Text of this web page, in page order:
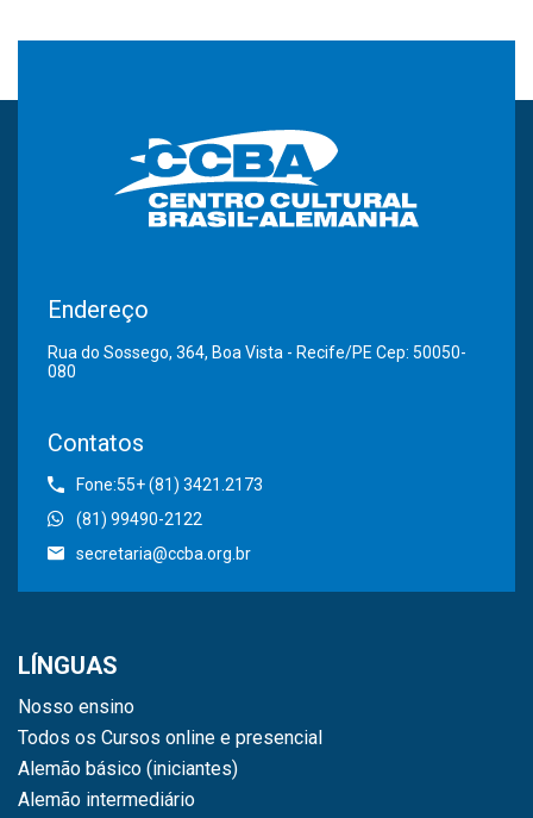
Endereço
Rua do Sossego, 364, Boa Vista - Recife/PE Cep: 50050-
080
Contatos
Fone:55+ (81) 3421.2173
(81) 99490-2122
secretaria@ccba.org.br
LÍNGUAS
Nosso ensino
Todos os Cursos online e presencial
Alemão básico (iniciantes)
Alemão intermediário